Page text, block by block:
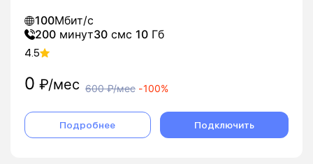
100Мбит/с
200 минут30 смс 10 Гб
4.5
0 ₽/мес 600₽/мес -100%
Подробнее Подключить